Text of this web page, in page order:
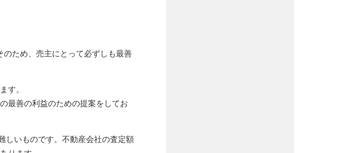
ため、売主にとって必ずしも最善
す。
最善の利益のための提案をしてお
しいものです。不動産会社の査定額